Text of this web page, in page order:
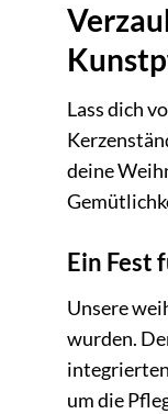
Lass dich
deine
Ein Fest
Unsere
wurden.
um die